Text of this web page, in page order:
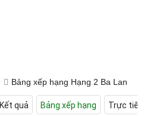
Bảng xếp hạng Hạng 2 Ba Lan
Kết quả Bảng xếp hạng Trực tiếp